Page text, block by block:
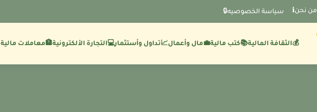
من نحنℹ️ سياسة الخصوصيه🔒
💰الثقافة المالية📚كتب مالية💼مال وأعمال📈تداول وأستثمار💻التجارة الألكترونية🏦معاملات مالية